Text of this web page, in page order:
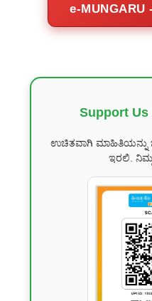
e-MUNGARU
Support
ಉಚಿತವಾಗಿ ಮಾಹಿತಿಯನ್ನು
ಇರಲಿ.